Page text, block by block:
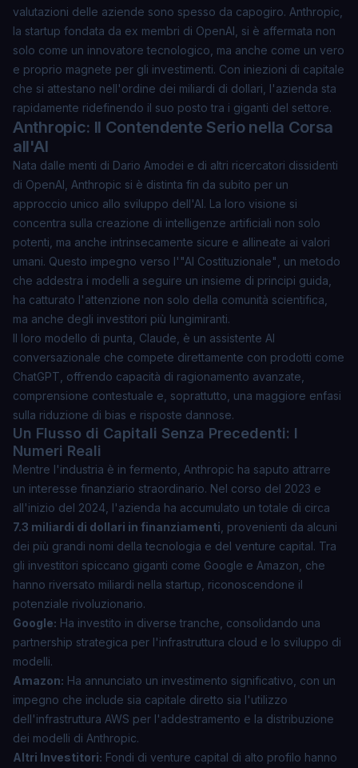
valutazioni delle aziende sono spesso da capogiro. Anthropic,
la startup fondata da ex membri di OpenAI, si è affermata non
solo come un innovatore tecnologico, ma anche come un vero
e proprio magnete per gli investimenti. Con iniezioni di capitale
che si attestano nell'ordine dei miliardi di dollari, l'azienda sta
rapidamente ridefinendo il suo posto tra i giganti del settore.
Anthropic: Il Contendente Serio nella Corsa
all'AI
Nata dalle menti di Dario Amodei e di altri ricercatori dissidenti
di OpenAI, Anthropic si è distinta fin da subito per un
approccio unico allo sviluppo dell'AI. La loro visione si
concentra sulla creazione di intelligenze artificiali non solo
potenti, ma anche intrinsecamente sicure e allineate ai valori
umani. Questo impegno verso l' "AI Costituzionale"
, un metodo
che addestra i modelli a seguire un insieme di principi guida,
ha catturato l'attenzione non solo della comunità scientifica,
ma anche degli investitori più lungimiranti.
Il loro modello di punta, Claude, è un assistente AI
conversazionale che compete direttamente con prodotti come
ChatGPT, offrendo capacità di ragionamento avanzate,
comprensione contestuale e, soprattutto, una maggiore enfasi
sulla riduzione di bias e risposte dannose.
Un Flusso di Capitali Senza Precedenti: I
Numeri Reali
Mentre l'industria è in fermento, Anthropic ha saputo attrarre
un interesse finanziario straordinario. Nel corso del 2023 e
all'inizio del 2024, l'azienda ha accumulato un totale di circa
7.3 miliardi di dollari in finanziamenti , provenienti da alcuni
dei più grandi nomi della tecnologia e del venture capital. Tra
gli investitori spiccano giganti come Google e Amazon, che
hanno riversato miliardi nella startup, riconoscendone il
potenziale rivoluzionario.
Google: Ha investito in diverse tranche, consolidando una
partnership strategica per l'infrastruttura cloud e lo sviluppo di
modelli.
Amazon: Ha annunciato un investimento significativo, con un
impegno che include sia capitale diretto sia l'utilizzo
dell'infrastruttura AWS per l'addestramento e la distribuzione
dei modelli di Anthropic.
Altri Investitori: Fondi di venture capital di alto profilo hanno